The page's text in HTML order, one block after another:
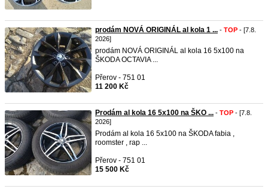
prodám NOVÁ ORIGINÁL al kola 1 ... - TOP - [7.8.
2026]
prodám NOVÁ ORIGINÁL al kola 16 5x100 na
ŠKODA OCTAVIA ...
Přerov - 751 01
11 200 Kč
Prodám al kola 16 5x100 na ŠKO ... - TOP - [7.8.
2026]
Prodám al kola 16 5x100 na ŠKODA fabia ,
roomster , rap ...
Přerov - 751 01
15 500 Kč